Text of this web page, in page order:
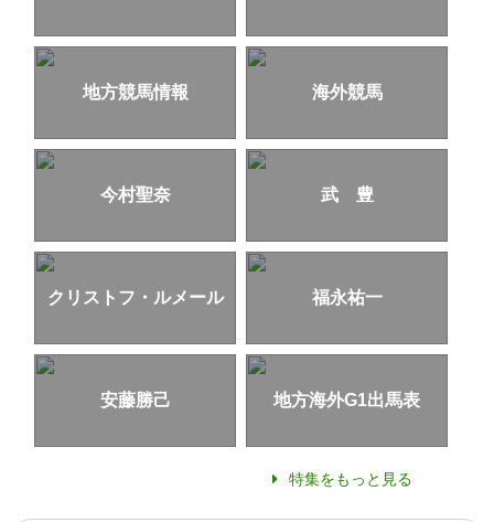
地方競馬情報 海外競馬
今村聖奈 武 豊
クリストフ・ルメール 福永祐一
安藤勝己 地方海外G1出馬表
特集をもっと見る